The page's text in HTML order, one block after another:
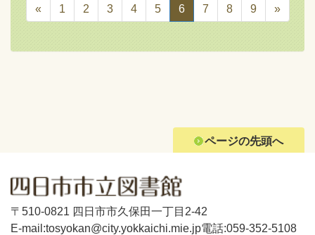
« 1 2 3 4 5 6 7 8 9 »
ページの先頭へ
〒510-0821 四日市市久保田一丁目2-42
E-mail:tosyokan@city.yokkaichi.mie.jp電話:059-352-5108